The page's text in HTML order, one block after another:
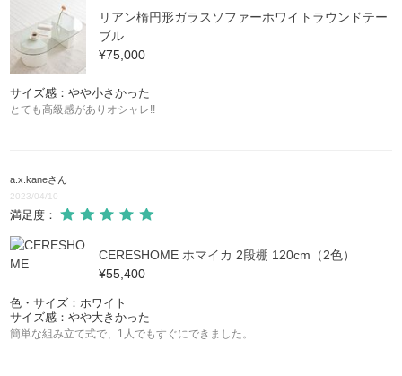
リアン楕円形ガラスソファーホワイトラウンドテー
ブル
¥75,000
サイズ感：やや小さかった
とても高級感がありオシャレ!!
a.x.kaneさん
2023/04/10
満足度：
CERESHOME ホマイカ 2段棚 120cm（2色）
¥55,400
色・サイズ：ホワイト
サイズ感：やや大きかった
簡単な組み立て式で、1人でもすぐにできました。